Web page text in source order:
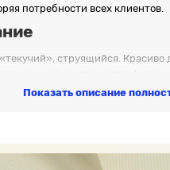
потребности всех клиентов.
струящийся. Красиво
плотностью. Существуют виды
шероховатую, приятную
гладкое с обоих сторон.
Показать описание